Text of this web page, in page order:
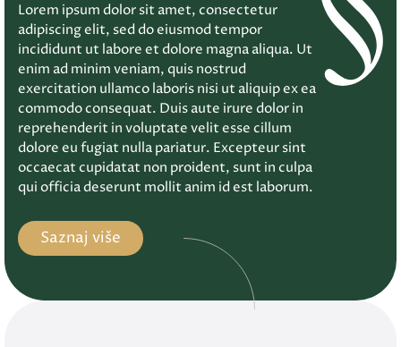
Lorem ipsum dolor sit amet, consectetur
adipiscing elit, sed do eiusmod tempor
incididunt ut labore et dolore magna aliqua. Ut
enim ad minim veniam, quis nostrud
exercitation ullamco laboris nisi ut aliquip ex ea
commodo consequat. Duis aute irure dolor in
reprehenderit in voluptate velit esse cillum
dolore eu fugiat nulla pariatur. Excepteur sint
occaecat cupidatat non proident, sunt in culpa
qui officia deserunt mollit anim id est laborum.
Saznaj više